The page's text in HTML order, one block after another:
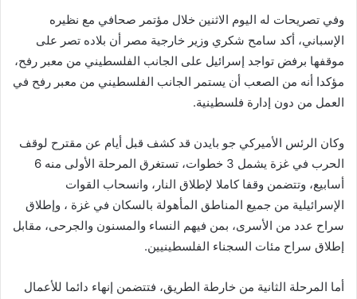
وفي تصريحات له اليوم الاثنين خلال مؤتمر صحافي مع نظيره
الإسباني، أكد سامح شكري وزير خارجية مصر أن بلاده تصر على
موقفها برفض تواجد إسرائيل على الجانب الفلسطيني من معبر رفح،
مؤكدا أنه من الصعب أن يستمر الجانب الفلسطيني من معبر رفح في
العمل من دون إدارة فلسطينية.
وكان الرئس الأميركي جو بايدن قد كشف قبل أيام عن مقترح لوقف
الحرب في غزة يشمل 3 خطوات، تستغرق المرحلة الأولى منه 6
أسابيع، وتتضمن وقفا كاملا لإطلاق النار، وانسحاب القوات
الإسرائيلية من جميع المناطق المأهولة بالسكان في غزة ، وإطلاق
سراح عدد من الأسرى، بمن فيهم النساء والمسنون والجرحى، مقابل
إطلاق سراح مئات السجناء الفلسطينيين.
أما المرحلة الثانية من خارطة الطريق، فتتضمن إنهاء دائما للأعمال